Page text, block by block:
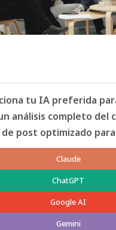
tu IA preferida
análisis completo del
post optimizado
Claude
ChatGPT
Google AI
Gemini